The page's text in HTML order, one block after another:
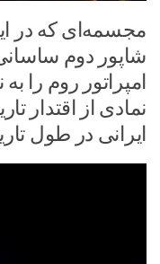
مجسمه‌ای که در
شاپور دوم
امپراتور روم را
نمادی از اقتدار
ایرانی در طول